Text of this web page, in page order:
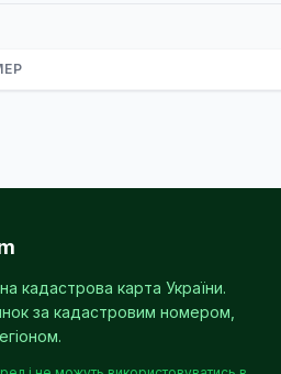
кадастрова карта України.
за кадастровим номером,